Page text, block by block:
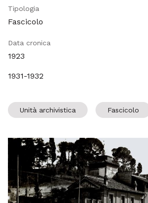
Tipologia
Fascicolo
Data cronica
1923
1931-1932
Unità archivistica Fascicolo